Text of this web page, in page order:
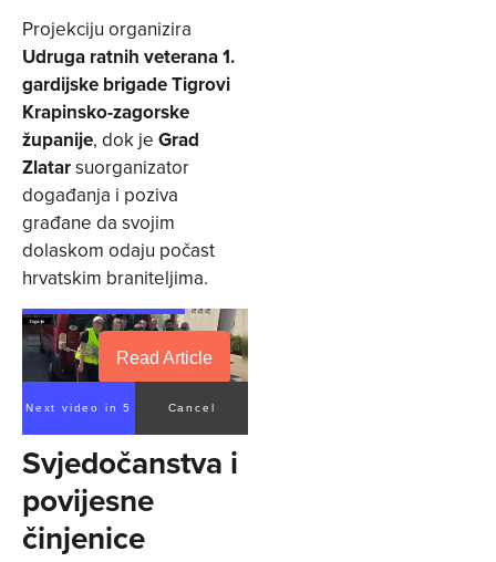
Projekciju organizira
Udruga ratnih veterana 1.
gardijske brigade Tigrovi
Krapinsko-zagorske
županije, dok je Grad
Zlatarsuorganizator
događanja i poziva
građane da svojim
dolaskom odaju počast
hrvatskim braniteljima.
Read Article
Next video in 4 Cancel
Svjedočanstva i
povijesne
činjenice